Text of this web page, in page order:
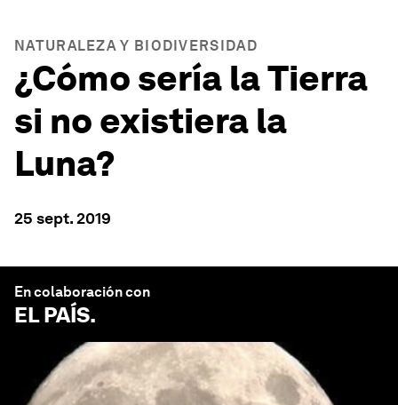
NATURALEZA Y BIODIVERSIDAD
¿Cómo sería la Tierra
si no existiera la
Luna?
25 sept. 2019
En colaboración con
EL PAÍS.